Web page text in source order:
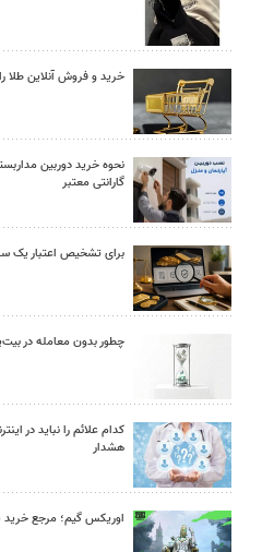
خرید و فروش آنلاین طلا
نحوه خرید دوربین
گارانتی معتبر
برای تشخیص اعتبار یک
چطور بدون معامله در
کدام علائم را نباید در
هشدار
اوریکس گیم؛ مرجع خرید